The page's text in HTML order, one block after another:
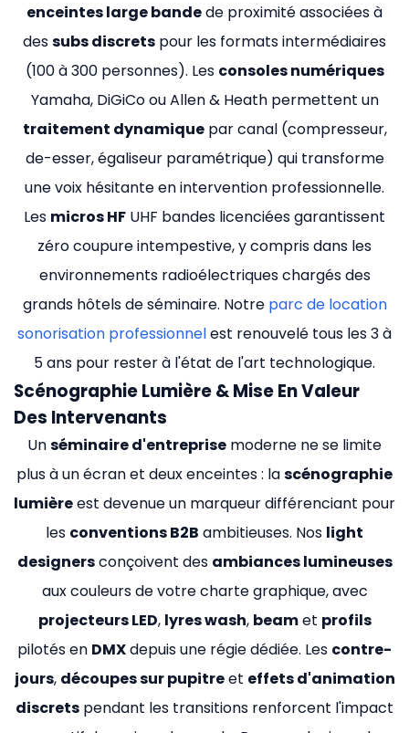
enceintes large bandede proximité associées à
dessubs discrets pour les formats intermédiaires
(100 à 300 personnes). Les consoles numériques
Yamaha, DiGiCo ou Allen & Heath permettent un
traitement dynamiquepar canal (compresseur,
de-esser, égaliseur paramétrique) qui transforme
une voix hésitante en intervention professionnelle.
Les micros HF UHF bandes licenciées garantissent
zéro coupure intempestive, y compris dans les
environnements radioélectriques chargés des
grands hôtels de séminaire. Notre parc de location
sonorisation professionnelest renouvelé tous les 3 à
5 ans pour rester à l'état de l'art technologique.
Scénographie Lumière & Mise En Valeur
Des Intervenants
Unséminaire d'entreprise moderne ne se limite
plus à un écran et deux enceintes : lascénographie
lumièreest devenue un marqueur différenciant pour
les conventions B2B ambitieuses. Nos light
designersconçoivent des ambiances lumineuses
aux couleurs de votre charte graphique, avec
projecteurs LED, lyres wash, beamet profils
pilotés en DMXdepuis une régie dédiée. Les contre-
jours, découpes sur pupitreet effets d'animation
discrets pendant les transitions renforcent l'impact